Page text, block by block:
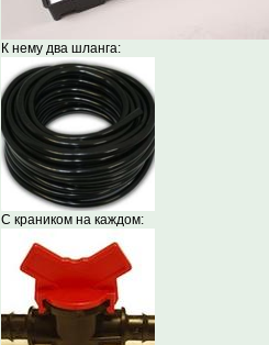
К нему два шланга:
С краником на каждом: